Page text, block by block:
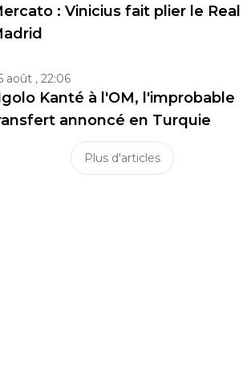
: Vinicius fait plier le Real
août , 22:06
Kanté à l'OM, l'improbable
annoncé en Turquie
Plus d'articles